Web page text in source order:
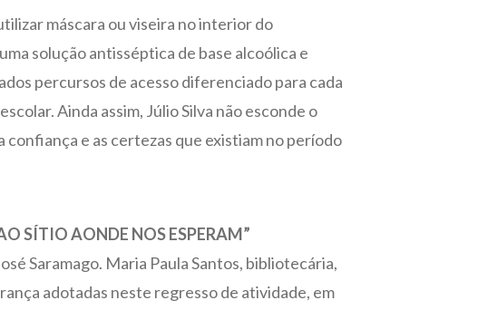
máscara ou viseira no interior do
solução antisséptica de base alcoólica e
percursos de acesso diferenciado para cada
Ainda assim, Júlio Silva não esconde o
confiança e as certezas que existiam no período
SÍTIO AONDE NOS ESPERAM”
Saramago. Maria Paula Santos, bibliotecária,
adotadas neste regresso de atividade, em